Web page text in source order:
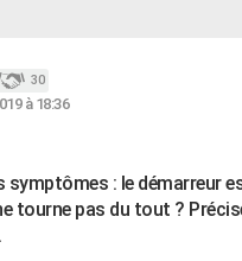
30
à 18:36
symptômes : le démarreur
tourne pas du tout ?